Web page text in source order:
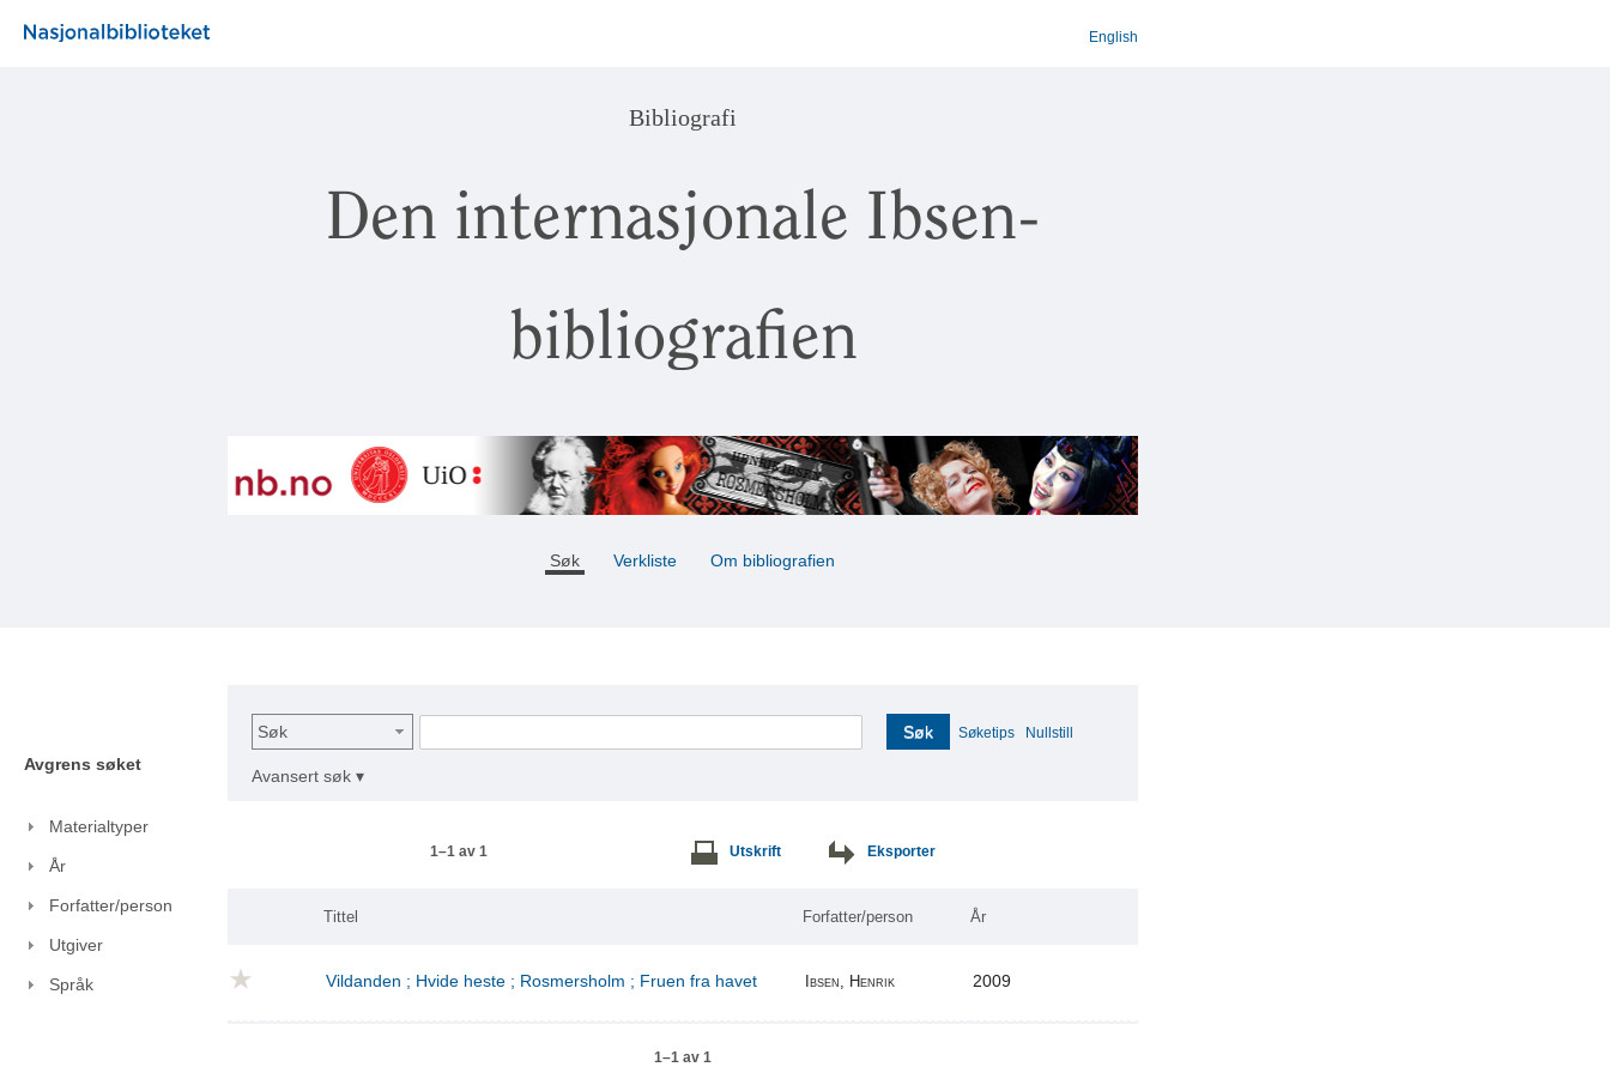
English
Bibliografi
Den internasjonale Ibsen-
bibliografien
Søk Verkliste Om bibliografien
Avgrens søket
Materialtyper
År
Forfatter/person
Utgiver
Språk
Søk Søk Søketips Nullstill
Avansert søk ▾
1–1 av 1 Utskrift Eksporter
Tittel Forfatter/person År
Vildanden ; Hvide heste ; Rosmersholm ; Fruen fra havet Ibsen, Henrik 2009
1–1 av 1